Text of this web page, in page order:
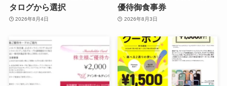
タログから選択
2026年8月4日
優待御食事券
2026年8月3日